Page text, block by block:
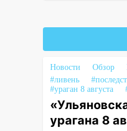
Ульяновска
поваленные
затопленные
14:28
Новости Обзор
#ливень
#ураган 8 августа
урагана 8